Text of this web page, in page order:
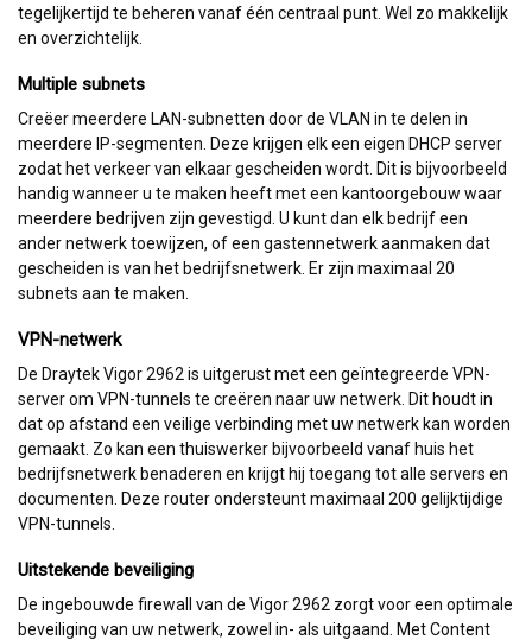
tegelijkertijd te beheren vanaf één centraal punt. Wel zo makkelijk
en overzichtelijk.
Multiple subnets
Creëer meerdere LAN-subnetten door de VLAN in te delen in
meerdere IP-segmenten. Deze krijgen elk een eigen DHCP server
zodat het verkeer van elkaar gescheiden wordt. Dit is bijvoorbeeld
handig wanneer u te maken heeft met een kantoorgebouw waar
meerdere bedrijven zijn gevestigd. U kunt dan elk bedrijf een
ander netwerk toewijzen, of een gastennetwerk aanmaken dat
gescheiden is van het bedrijfsnetwerk. Er zijn maximaal 20
subnets aan te maken.
VPN-netwerk
De Draytek Vigor 2962 is uitgerust met een geïntegreerde VPN-
server om VPN-tunnels te creëren naar uw netwerk. Dit houdt in
dat op afstand een veilige verbinding met uw netwerk kan worden
gemaakt. Zo kan een thuiswerker bijvoorbeeld vanaf huis het
bedrijfsnetwerk benaderen en krijgt hij toegang tot alle servers en
documenten. Deze router ondersteunt maximaal 200 gelijktijdige
VPN-tunnels.
Uitstekende beveiliging
De ingebouwde firewall van de Vigor 2962 zorgt voor een optimale
beveiliging van uw netwerk, zowel in- als uitgaand. Met Content